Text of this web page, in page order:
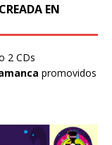
EN
2 CDs
promovidos